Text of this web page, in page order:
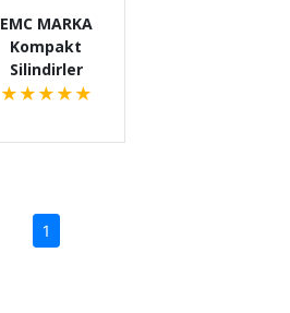
EMC MARKA
Kompakt
Silindirler
★ ★ ★ ★ ★
1